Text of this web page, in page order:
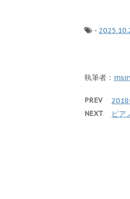
-
執筆者：
PREV 2018
NEXT ピア